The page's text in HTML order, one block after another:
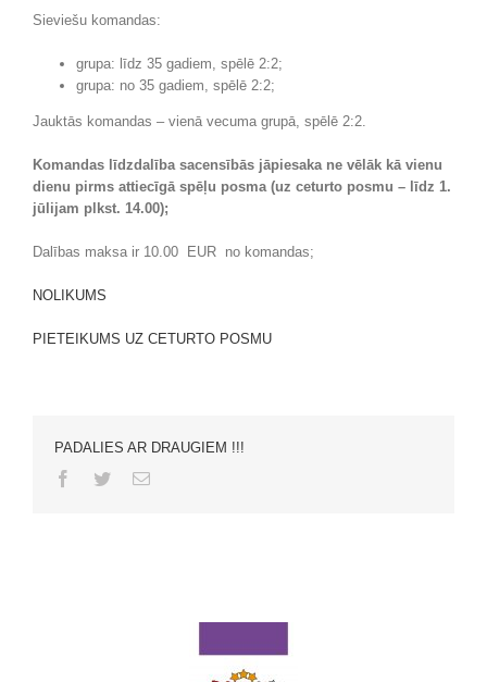
Sieviešu komandas:
grupa: līdz 35 gadiem, spēlē 2:2;
grupa: no 35 gadiem, spēlē 2:2;
Jauktās komandas – vienā vecuma grupā, spēlē 2:2.
Komandas līdzdalība sacensībās jāpiesaka ne vēlāk kā vienu
dienu pirms attiecīgā spēļu posma (uz ceturto posmu – līdz 1.
jūlijam plkst. 14.00);
Dalības maksa ir 10.00 EUR no komandas;
NOLIKUMS
PIETEIKUMS UZ CETURTO POSMU
PADALIES AR DRAUGIEM !!!
Facebook
TwitterEmail